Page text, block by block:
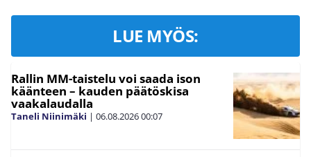
LUE MYÖS:
Rallin MM-taistelu voi saada ison
käänteen – kauden päätöskisa
vaakalaudalla
Taneli Niinimäki | 06.08.202600:07